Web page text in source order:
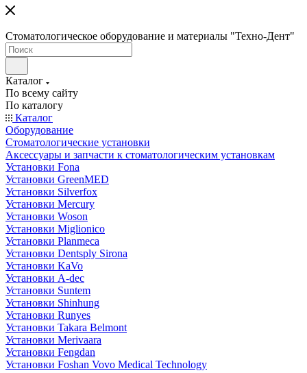
Стоматологическое оборудование и материалы "Техно-Дент"
Каталог
По всему сайту
По каталогу
Каталог
Оборудование
Стоматологические установки
Аксессуары и запчасти к стоматологическим установкам
Установки Fona
Установки GreenMED
Установки Silverfox
Установки Mercury
Установки Woson
Установки Miglionico
Установки Planmeca
Установки Dentsply Sirona
Установки KaVo
Установки A-dec
Установки Suntem
Установки Shinhung
Установки Runyes
Установки Takara Belmont
Установки Merivaara
Установки Fengdan
Установки Foshan Vovo Medical Technology